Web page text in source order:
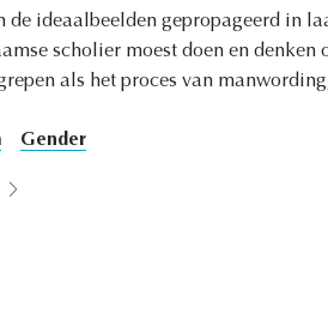
de ideaalbeelden gepropageerd in
scholier moest doen en
als het proces van
Gender